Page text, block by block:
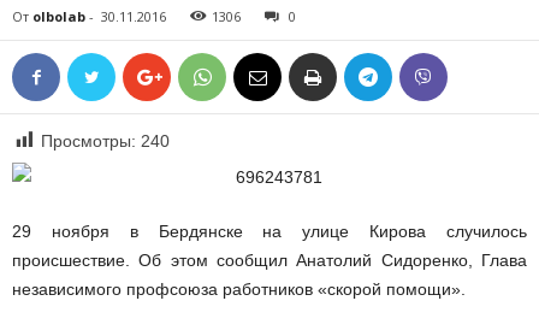
От olbolab - 30.11.2016 1306 0
Просмотры: 240
29 ноября в Бердянске на улице Кирова случилось
происшествие. Об этом сообщил Анатолий Сидоренко, Глава
независимого профсоюза работников «скорой помощи».